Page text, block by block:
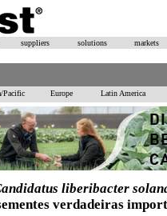
suppliers solutions markets
Pacific Europe Latin America
liberibacter
verdadeiras